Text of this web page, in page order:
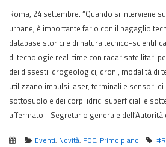
Roma, 24 settembre. “Quando si interviene
urbane, è importante farlo con il bagaglio
database storici e di natura tecnico-
di tecnologie real-time con radar satellitari
dei dissesti idrogeologici, droni, modalità di
utilizzano impulsi laser, terminali e sensori
sottosuolo e dei corpi idrici superficiali e
affermato il Segretario generale dell’Autorità
Eventi, Novità, POC, Primo piano